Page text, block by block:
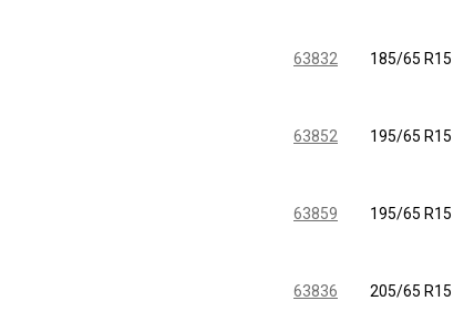
63832 185/65 R15
63852 195/65 R15
63859 195/65 R15
63836 205/65 R15